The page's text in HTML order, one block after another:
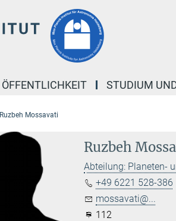
ÖFFENTLICHKEIT STUDIUM
Ruzbeh Mossavati
Ruzbeh
Abteilung: Planeten-
+49 6221 528-386
mossavati@...
112